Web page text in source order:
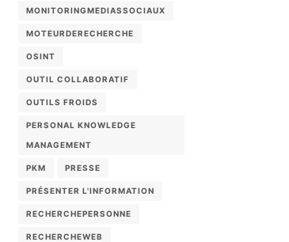
MONITORINGMEDIASSOCIAUX
MOTEURDERECHERCHE
OSINT
OUTIL COLLABORATIF
OUTILS FROIDS
PERSONAL KNOWLEDGE
MANAGEMENT
PKM PRESSE
PRÉSENTER L'INFORMATION
RECHERCHEPERSONNE
RECHERCHEWEB